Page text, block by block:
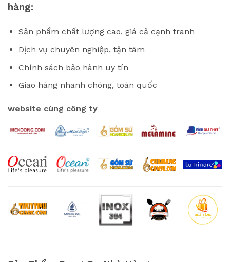
hàng:
Sản phẩm chất lượng cao, giá cả cạnh tranh
Dịch vụ chuyên nghiệp, tận tâm
Chính sách bảo hành uy tín
Giao hàng nhanh chóng, toàn quốc
website cùng công ty